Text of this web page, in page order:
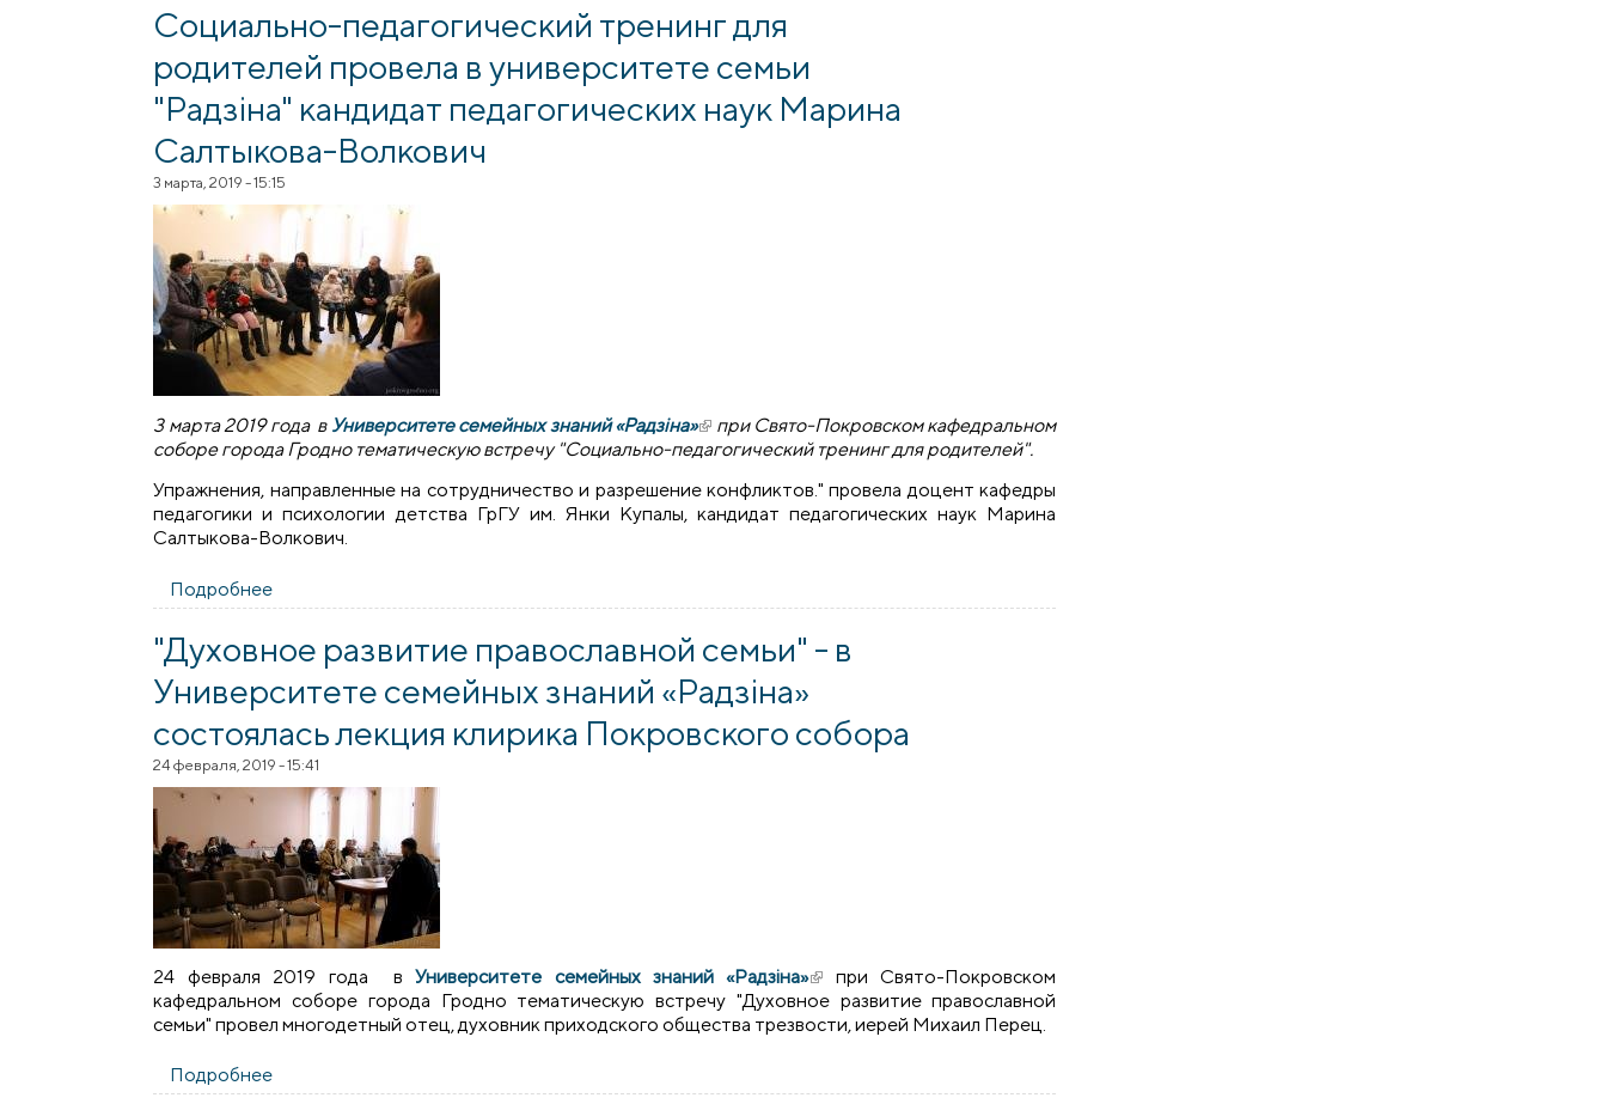
Социально-педагогический тренинг для
родителей провела в университете семьи
"Радзіна" кандидат педагогических наук Марина
Салтыкова-Волкович
3 марта, 2019 - 15:15
3 марта 2019 года в Университете семейных знаний «Радзіна»(внешняя ссылка)
при Свято-Покровском кафедральном
соборе города Гродно тематическую встречу "Социально-педагогический тренинг для родителей".
Упражнения, направленные на сотрудничество и разрешение конфликтов." провела доцент кафедры
педагогики и психологии детства ГрГУ им. Янки Купалы, кандидат педагогических наук Марина
Салтыкова-Волкович.
Подробнее
Волкович
"Духовное развитие православной семьи" - в
Университете семейных знаний «Радзіна»
состоялась лекция клирика Покровского собора
24 февраля, 2019 - 15:41
24 февраля 2019 года вУниверситете семейных знаний «Радзіна»(внешняя ссылка)
при Свято-Покровском
кафедральном соборе города Гродно тематическую встречу "Духовное развитие православной
семьи" провел многодетный отец, духовник приходского общества трезвости, иерей Михаил Перец.
Подробнее